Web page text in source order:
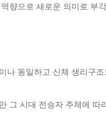
나 동일하고 신체 생리구
그 시대 전승자 주체에